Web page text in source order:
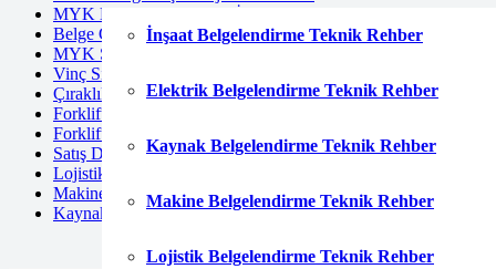
İnşaat Belgelendirme Teknik Rehber
Elektrik Belgelendirme Teknik Rehber
Kaynak Belgelendirme Teknik Rehber
Makine Belgelendirme Teknik Rehber
Lojistik Belgelendirme Teknik Rehber
MYK Belgesi Sorgulama İşlemi Nasıl Yapılır?
Belge Geçerlilik Süresi Bitince Ne Yapılmalı?
MYK Sınavlarında Yanlış Doğruyu Götürür mü?
Vinç Sınavına Girmek için Başvuru Belgeleri Nelerdir?
Çıraklık Belgesi ile Üniversiteye Geçiş Mümkün mü
Forklift Kazalarında Belge Kontrolü
Forklift Sınav Sonuçları Ne Zaman Açıklanır
Satış Danışmanı Seviye 3 ile Seviye 4 Farkları
Lojistik Şoförleri için Zorunlu Eğitimler
Makine Teknikeri Belgesi Nereden Alınır
Kaynak Operatörü için Eğitim Süresi Ne Kadar